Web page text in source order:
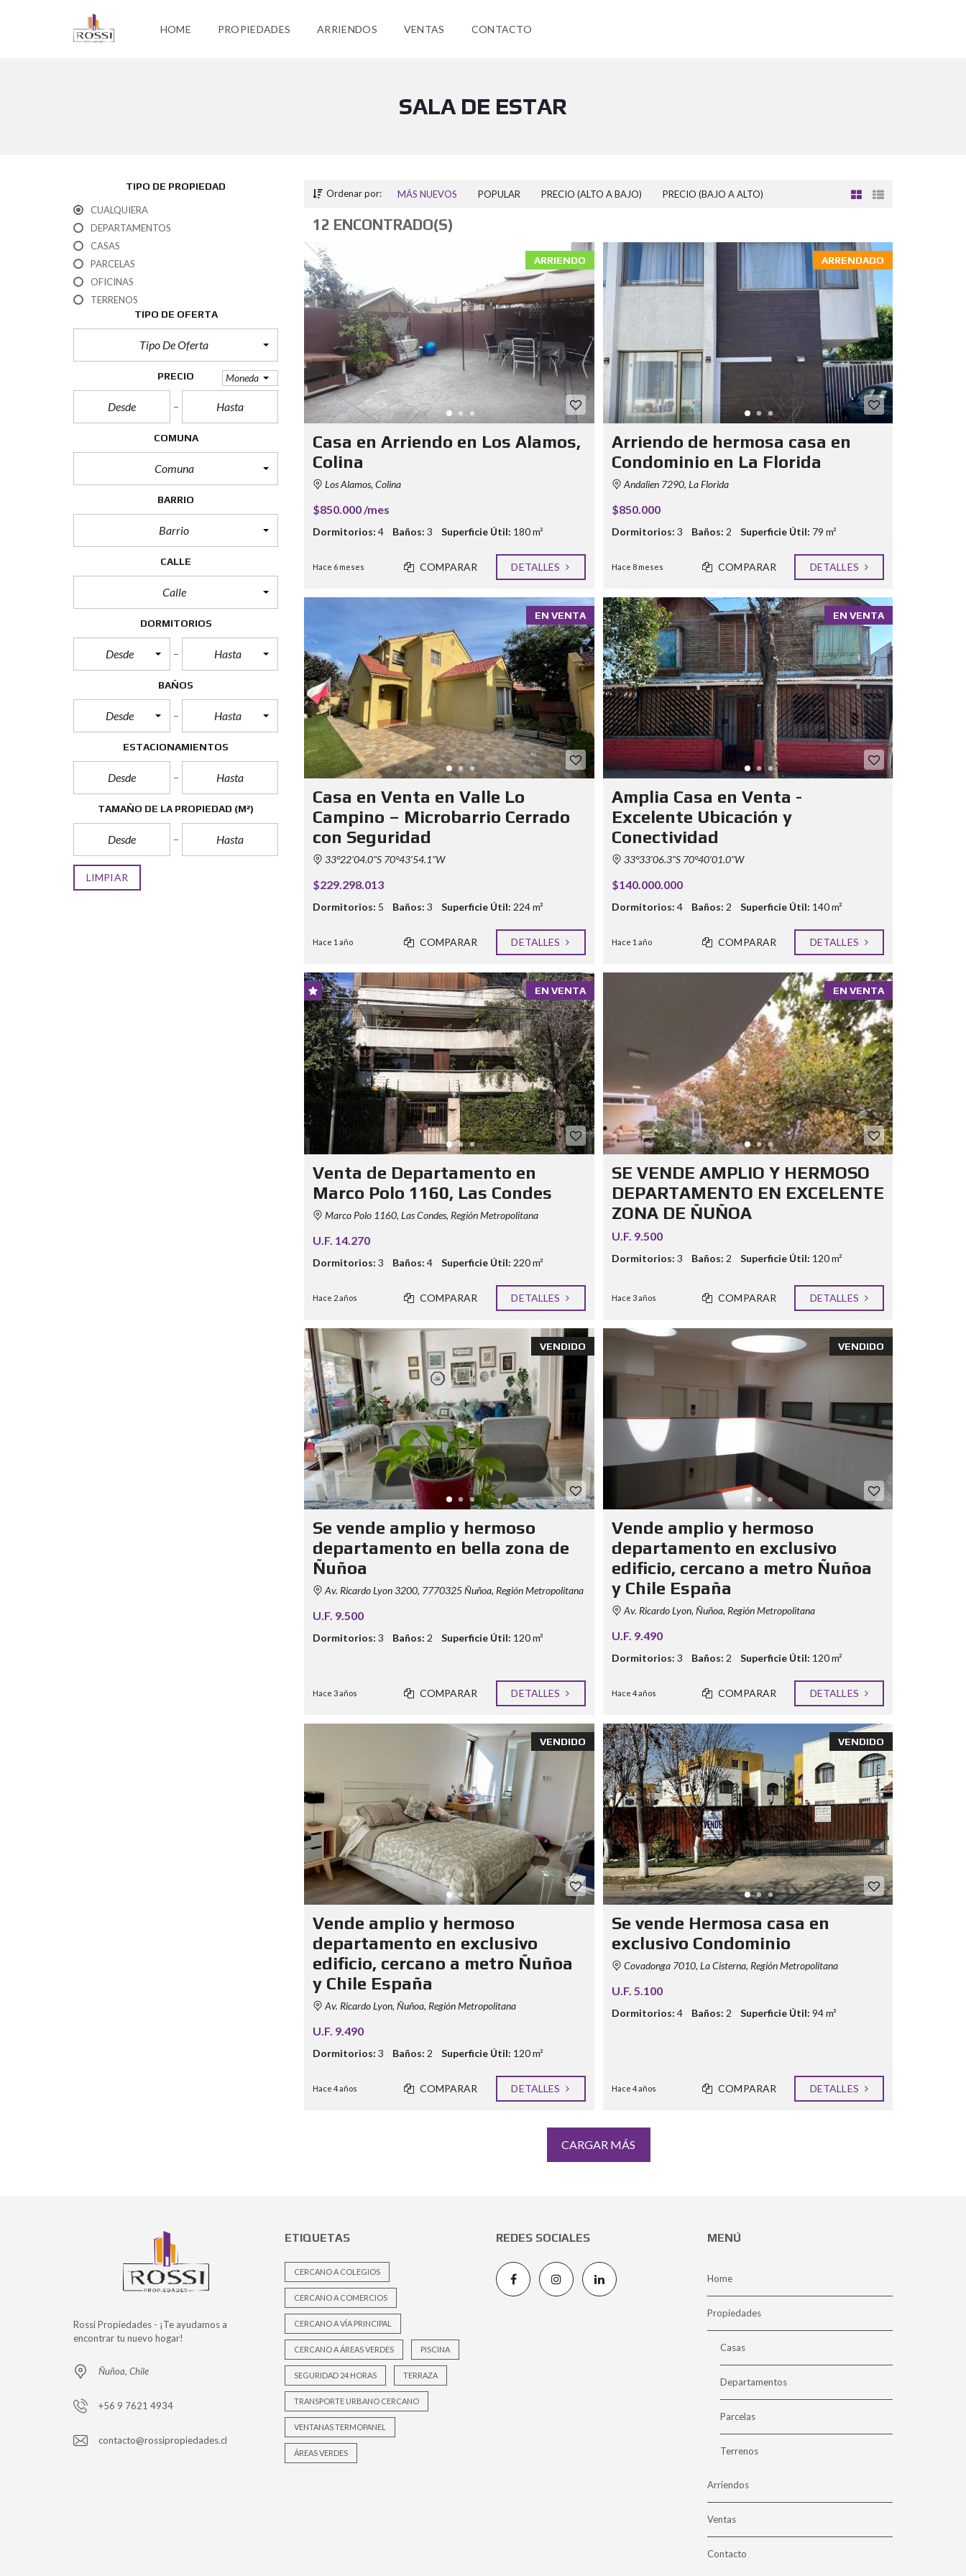
HOME PROPIEDADES ARRIENDOS VENTAS CONTACTO
SALA DE ESTAR
TIPO DE PROPIEDAD
CUALQUIERA
DEPARTAMENTOS
CASAS
PARCELAS
OFICINAS
TERRENOS
TIPO DE OFERTA
Tipo De Oferta
PRECIO Moneda
COMUNA
Comuna
BARRIO
Barrio
CALLE
Calle
DORMITORIOS
Desde Hasta
BAÑOS
Desde Hasta
ESTACIONAMIENTOS
TAMAÑO DE LA PROPIEDAD (M²)
LIMPIAR
Ordenar por: MÁS NUEVOS POPULAR PRECIO (ALTO A BAJO) PRECIO (BAJO A ALTO)
12 ENCONTRADO(S)
ARRIENDO
Casa en Arriendo en Los Alamos,
Colina
Los Alamos, Colina
$850.000 /mes
Dormitorios: 4 Baños: 3 Superficie Útil: 180 m²
Hace 6 meses COMPARAR DETALLES
ARRENDADO
Arriendo de hermosa casa en
Condominio en La Florida
Andalien 7290, La Florida
$850.000
Dormitorios: 3 Baños: 2 Superficie Útil: 79 m²
Hace 8 meses COMPARAR DETALLES
EN VENTA
Casa en Venta en Valle Lo
Campino – Microbarrio Cerrado
con Seguridad
33°22'04.0"S 70°43'54.1"W
$229.298.013
Dormitorios: 5 Baños: 3 Superficie Útil: 224 m²
Hace 1 año COMPARAR DETALLES
EN VENTA
Amplia Casa en Venta -
Excelente Ubicación y
Conectividad
33°33'06.3"S 70°40'01.0"W
$140.000.000
Dormitorios: 4 Baños: 2 Superficie Útil: 140 m²
Hace 1 año COMPARAR DETALLES
EN VENTA
Venta de Departamento en
Marco Polo 1160, Las Condes
Marco Polo 1160, Las Condes, Región Metropolitana
U.F. 14.270
Dormitorios: 3 Baños: 4 Superficie Útil: 220 m²
Hace 2 años COMPARAR DETALLES
EN VENTA
SE VENDE AMPLIO Y HERMOSO
DEPARTAMENTO EN EXCELENTE
ZONA DE ÑUÑOA
U.F. 9.500
Dormitorios: 3 Baños: 2 Superficie Útil: 120 m²
Hace 3 años COMPARAR DETALLES
VENDIDO
Se vende amplio y hermoso
departamento en bella zona de
Ñuñoa
Av. Ricardo Lyon 3200, 7770325 Ñuñoa, Región Metropolitana
U.F. 9.500
Dormitorios: 3 Baños: 2 Superficie Útil: 120 m²
Hace 3 años COMPARAR DETALLES
VENDIDO
Vende amplio y hermoso
departamento en exclusivo
edificio, cercano a metro Ñuñoa
y Chile España
Av. Ricardo Lyon, Ñuñoa, Región Metropolitana
U.F. 9.490
Dormitorios: 3 Baños: 2 Superficie Útil: 120 m²
Hace 4 años COMPARAR DETALLES
VENDIDO
Vende amplio y hermoso
departamento en exclusivo
edificio, cercano a metro Ñuñoa
y Chile España
Av. Ricardo Lyon, Ñuñoa, Región Metropolitana
U.F. 9.490
Dormitorios: 3 Baños: 2 Superficie Útil: 120 m²
Hace 4 años COMPARAR DETALLES
VENDIDO
Se vende Hermosa casa en
exclusivo Condominio
Covadonga 7010, La Cisterna, Región Metropolitana
U.F. 5.100
Dormitorios: 4 Baños: 2 Superficie Útil: 94 m²
Hace 4 años COMPARAR DETALLES
CARGAR MÁS
Rossi Propiedades - ¡Te ayudamos a
encontrar tu nuevo hogar!
Ñuñoa, Chile
+56 9 7621 4934
contacto@rossipropiedades.cl
ETIQUETAS
CERCANO A COLEGIOS
CERCANO A COMERCIOS
CERCANO A VÍA PRINCIPAL
CERCANO A ÁREAS VERDES PISCINA
SEGURIDAD 24 HORAS TERRAZA
TRANSPORTE URBANO CERCANO
VENTANAS TERMOPANEL
ÁREAS VERDES
REDES SOCIALES MENÚ
Home
Propiedades
Casas
Departamentos
Parcelas
Terrenos
Arriendos
Ventas
Contacto